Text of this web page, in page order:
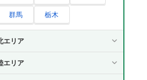
群馬 栃木
エリア
エリア